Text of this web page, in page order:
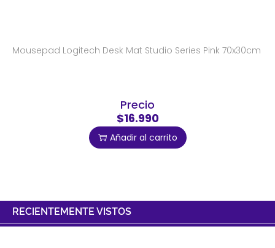
Mousepad Logitech Desk Mat Studio Series Pink 70x30cm
Precio
$16.990
Añadir al carrito
RECIENTEMENTE VISTOS